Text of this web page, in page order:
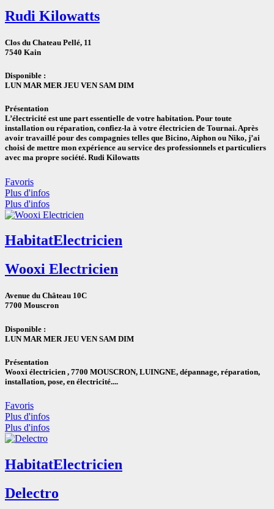
Rudi Kilowatts
Clos du Chateau Pellé, 11
7540 Kain
Disponible :
LUN MAR MER JEU VEN SAM DIM
Présentation
L’électricité est une part essentielle de votre habitation. Pour toute
installation ou réparation, confiez-la à votre électricien de Tournai. Après
avoir travaillé pour des compagnies telles que Bicino, Aiphon ou Niko, j’ai
choisi de mettre mon expérience au service des professionnels et particuliers
avec ma propre société. Rudi Kilowatts
Favoris
Plus d'infos
Plus d'infos
HabitatElectricien
Wooxi Electricien
Avenue du Château 10C
7700 Mouscron
Disponible :
LUN MAR MER JEU VEN SAM DIM
Présentation
Wooxi électricien , 7700 MOUSCRON, LUINGNE, dépannage, réparation,
installation, pose, en électricité....
Favoris
Plus d'infos
Plus d'infos
HabitatElectricien
Delectro